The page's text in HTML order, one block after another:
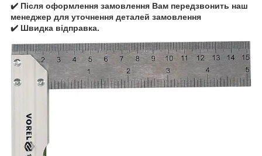
✔️ Після оформлення замовлення Вам передзвонить наш
менеджер для уточнення деталей замовлення
✔️ Швидка відправка.